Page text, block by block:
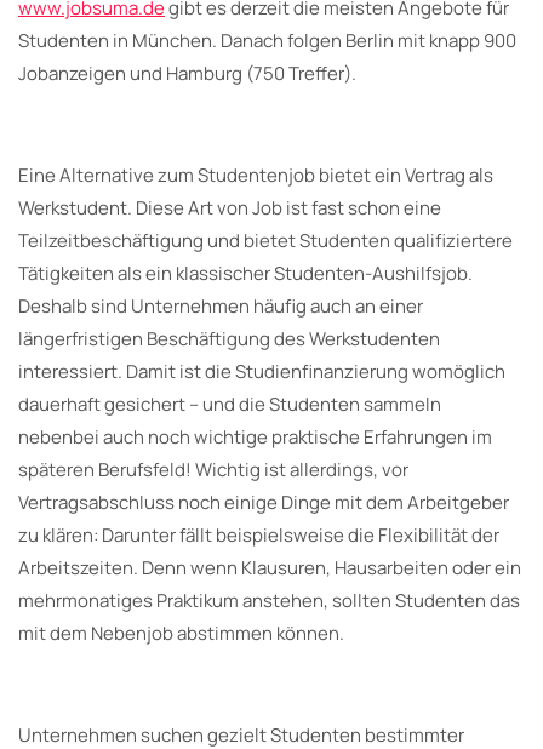
www.jobsuma.degibt es derzeit die meisten Angebote für
Studenten in München. Danach folgen Berlin mit knapp 900
Jobanzeigen und Hamburg (750 Treffer).
Eine Alternative zum Studentenjob bietet ein Vertrag als
Werkstudent. Diese Art von Job ist fast schon eine
Teilzeitbeschäftigung und bietet Studenten qualifiziertere
Tätigkeiten als ein klassischer Studenten-Aushilfsjob.
Deshalb sind Unternehmen häufig auch an einer
längerfristigen Beschäftigung des Werkstudenten
interessiert. Damit ist die Studienfinanzierung womöglich
dauerhaft gesichert – und die Studenten sammeln
nebenbei auch noch wichtige praktische Erfahrungen im
späteren Berufsfeld! Wichtig ist allerdings, vor
Vertragsabschluss noch einige Dinge mit dem Arbeitgeber
zu klären: Darunter fällt beispielsweise die Flexibilität der
Arbeitszeiten. Denn wenn Klausuren, Hausarbeiten oder ein
mehrmonatiges Praktikum anstehen, sollten Studenten das
mit dem Nebenjob abstimmen können.
Unternehmen suchen gezielt Studenten bestimmter